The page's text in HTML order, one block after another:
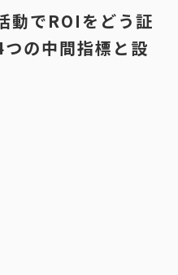
動でROIをどう証
の中間指標と設